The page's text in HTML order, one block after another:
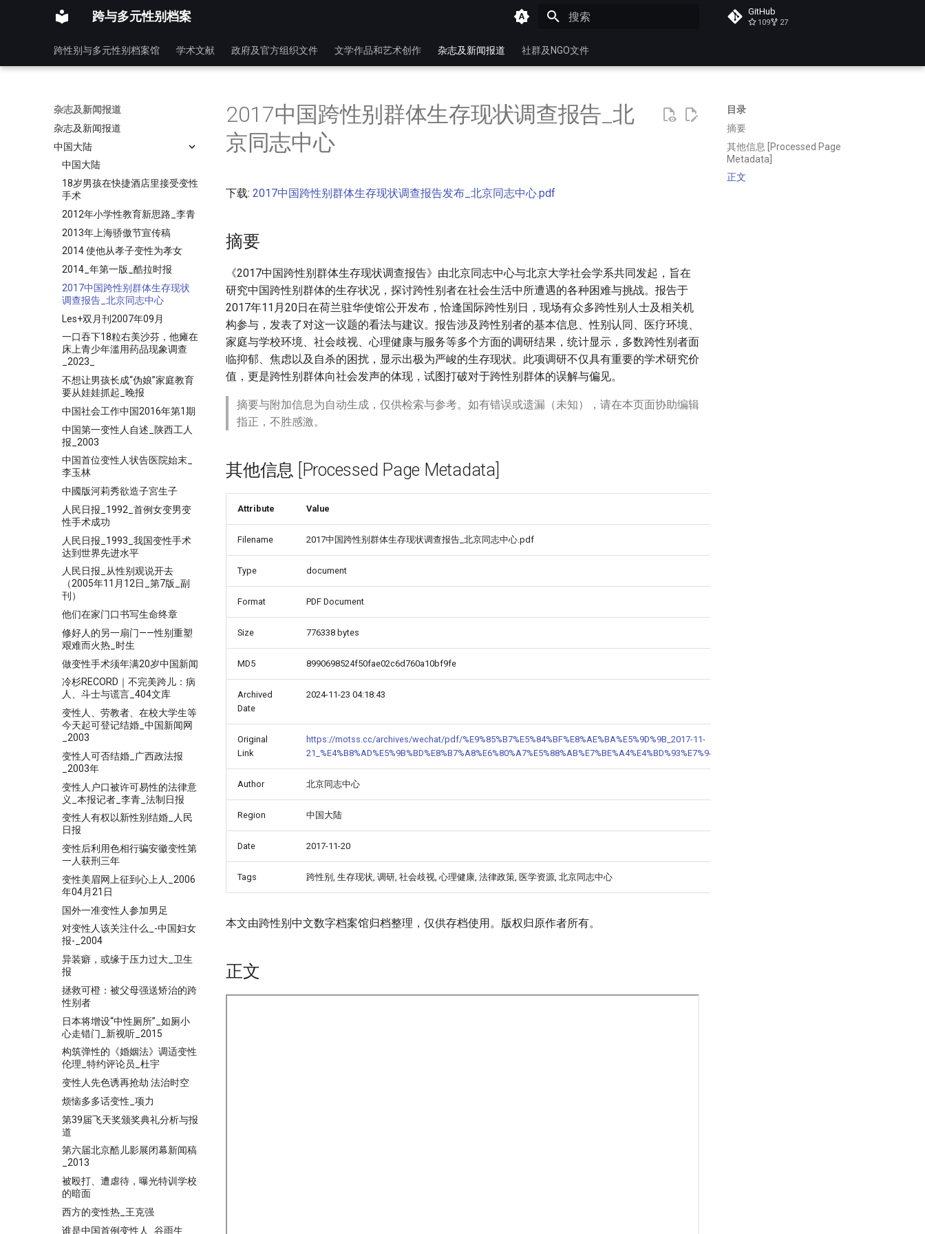
跨与多元性别档案 GitHub
109 27
跨性别与多元性别档案馆 学术文献 政府及官方组织文件 文学作品和艺术创作 杂志及新闻报道 社群及NGO文件
杂志及新闻报道
杂志及新闻报道
中国大陆
中国大陆
18岁男孩在快捷酒店里接受变性
手术
2012年小学性教育新思路_李青
2013年上海骄傲节宣传稿
2014 使他从孝子变性为孝女
2014_年第一版_酷拉时报
2017中国跨性别群体生存现状
调查报告_北京同志中心
Les+双月刊2007年09月
一口吞下18粒右美沙芬，他瘫在
床上青少年滥用药品现象调查
_2023_
不想让男孩长成“伪娘”家庭教育
要从娃娃抓起_晚报
中国社会工作中国2016年第1期
中国第一变性人自述_陕西工人
报_2003
中国首位变性人状告医院始末_
李玉林
中國版河莉秀欲造子宮生子
人民日报_1992_首例女变男变
性手术成功
人民日报_1993_我国变性手术
达到世界先进水平
人民日报_从性别观说开去
（2005年11月12日_第7版_副
刊）
他们在家门口书写生命终章
修好人的另一扇门——性别重塑
艰难而火热_时生
做变性手术须年满20岁中国新闻
冷杉RECORD｜不完美跨儿：病
人、斗士与谎言_404文库
变性人、劳教者、在校大学生等
今天起可登记结婚_中国新闻网
_2003
变性人可否结婚_广西政法报
_2003年
变性人户口被许可易性的法律意
义_本报记者_李青_法制日报
变性人有权以新性别结婚_人民
日报
变性后利用色相行骗安徽变性第
一人获刑三年
变性美眉网上征到心上人_2006
年04月21日
国外一准变性人参加男足
对变性人该关注什么_-中国妇女
报-_2004
异装癖，或缘于压力过大_卫生
报
拯救可橙：被父母强送矫治的跨
性别者
日本将增设“中性厕所”_如厕小
心走错门_新视听_2015
构筑弹性的《婚姻法》调适变性
伦理_特约评论员_杜宇
变性人先色诱再抢劫 法治时空
烦恼多多话变性_项力
第39届飞天奖颁奖典礼分析与报
道
第六届北京酷儿影展闭幕新闻稿
_2013
被殴打、遭虐待，曝光特训学校
的暗面
西方的变性热_王克强
谁是中国首例变性人_谷雨生
目录
摘要
其他信息 [Processed Page
Metadata]
正文
2017中国跨性别群体生存现状调查报告_北
京同志中心
下载: 2017中国跨性别群体生存现状调查报告发布_北京同志中心.pdf
摘要
《2017中国跨性别群体生存现状调查报告》由北京同志中心与北京大学社会学系共同发起，旨在
研究中国跨性别群体的生存状况，探讨跨性别者在社会生活中所遭遇的各种困难与挑战。报告于
2017年11月20日在荷兰驻华使馆公开发布，恰逢国际跨性别日，现场有众多跨性别人士及相关机
构参与，发表了对这一议题的看法与建议。报告涉及跨性别者的基本信息、性别认同、医疗环境、
家庭与学校环境、社会歧视、心理健康与服务等多个方面的调研结果，统计显示，多数跨性别者面
临抑郁、焦虑以及自杀的困扰，显示出极为严峻的生存现状。此项调研不仅具有重要的学术研究价
值，更是跨性别群体向社会发声的体现，试图打破对于跨性别群体的误解与偏见。
摘要与附加信息为自动生成，仅供检索与参考。如有错误或遗漏（未知），请在本页面协助编辑
指正，不胜感激。
其他信息 [Processed Page Metadata]
Attribute Value
Filename 2017中国跨性别群体生存现状调查报告_北京同志中心.pdf
Type document
Format PDF Document
Size 776338 bytes
MD5 8990698524f50fae02c6d760a10bf9fe
Archived
Date
2024-11-23 04:18:43
Original
Link
https://motss.cc/archives/wechat/pdf/%E9%85%B7%E5%84%BF%E8%AE%BA%E5%9D%9B_2017-11-
Author 北京同志中心
Region 中国大陆
Date 2017-11-20
Tags 跨性别, 生存现状, 调研, 社会歧视, 心理健康, 法律政策, 医学资源, 北京同志中心
本文由跨性别中文数字档案馆归档整理，仅供存档使用。版权归原作者所有。
正文